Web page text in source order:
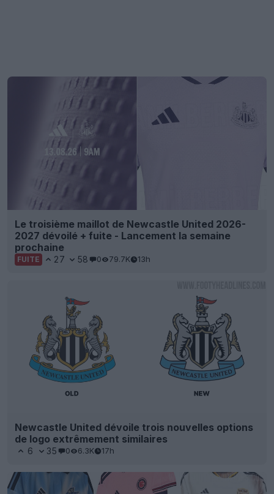
Le troisième maillot de Newcastle United 2026-
2027 dévoilé + fuite - Lancement la semaine
prochaine
FUITE 27 58 0 79.7K 13h
Newcastle United dévoile trois nouvelles options
de logo extrêmement similaires
6 35 0 6.3K 17h